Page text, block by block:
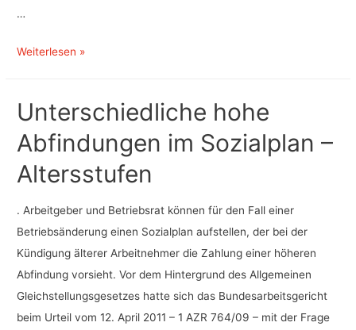
…
Kündigung
Wartezeit
(Probezeit)
Unwirksamkeit
Weiterlesen »
Unterschiedliche hohe
Abfindungen im Sozialplan –
Altersstufen
. Arbeitgeber und Betriebsrat können für den Fall einer
Betriebsänderung einen Sozialplan aufstellen, der bei der
Kündigung älterer Arbeitnehmer die Zahlung einer höheren
Abfindung vorsieht. Vor dem Hintergrund des Allgemeinen
Gleichstellungsgesetzes hatte sich das Bundesarbeitsgericht
beim Urteil vom 12. April 2011 – 1 AZR 764/09 – mit der Frage